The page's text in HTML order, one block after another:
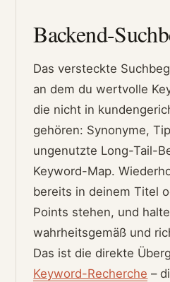
Backend-
Das versteckte
an dem du wertvolle
die nicht in
gehören: Synonyme,
ungenutzte Long-Tail-
Keyword-Map.
bereits in deinem Titel
Points stehen, und
wahrheitsgemäß und
Das ist die direkte
Keyword-Recherche –